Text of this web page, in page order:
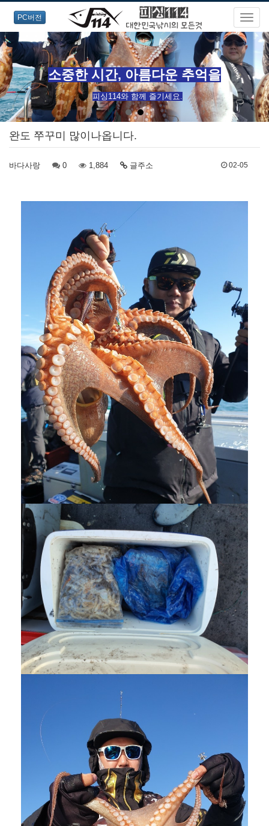
PC버전
오랜경험과 노련한 포인트 공략으로
즐거운 출조를 약속드립니다!
완도 쭈꾸미 많이나옵니다.
바다사랑 0 1,884 글주소 02-05